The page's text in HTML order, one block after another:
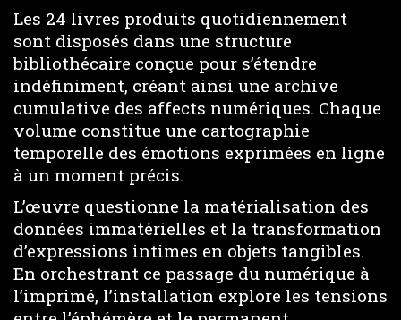
Les 24 livres produits quotidiennement
sont disposés dans une structure
bibliothécaire conçue pour s’étendre
indéfiniment, créant ainsi une archive
cumulative des affects numériques. Chaque
volume constitue une cartographie
temporelle des émotions exprimées en ligne
à un moment précis.
L’œuvre questionne la matérialisation des
données immatérielles et la transformation
d’expressions intimes en objets tangibles.
En orchestrant ce passage du numérique à
l’imprimé, l’installation explore les tensions